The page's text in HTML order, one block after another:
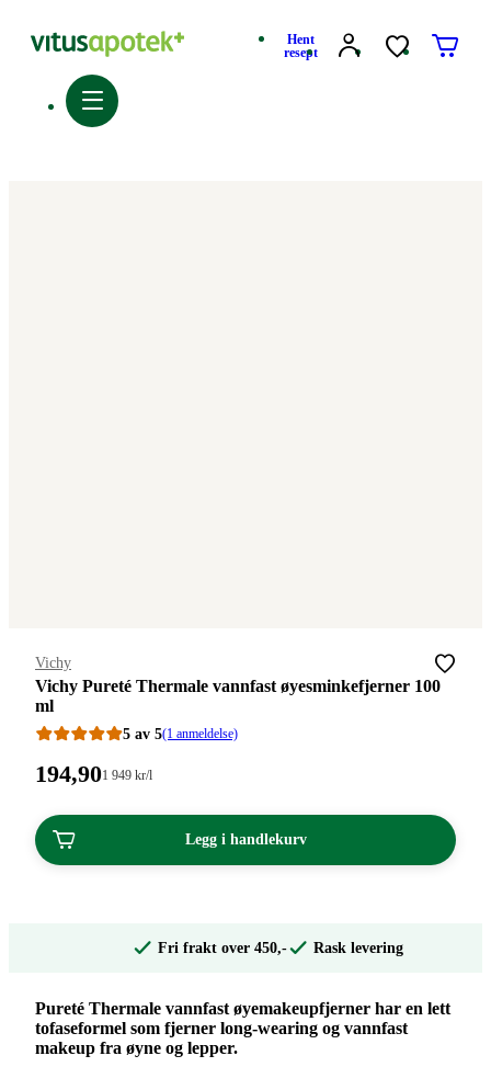
Hent
resept
Merke
Vichy
Vichy Pureté Thermale vannfast øyesminkefjerner 100
ml
5 av 5(1 anmeldelse)
Pris:
kroner.
194,90Stykkpris:
949,00/l
1 949 kr/l
Legg i handlekurv
Fri frakt over 450,- Rask levering
Pureté Thermale vannfast øyemakeupfjerner har en lett
tofaseformel som fjerner long-wearing og vannfast
makeup fra øyne og lepper.